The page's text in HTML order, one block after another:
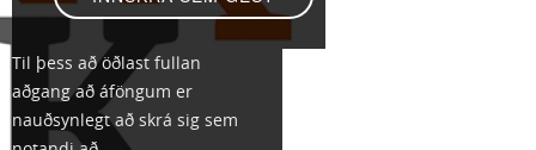
Til þess að öðlast fullan
aðgang að áföngum er
nauðsynlegt að skrá sig sem